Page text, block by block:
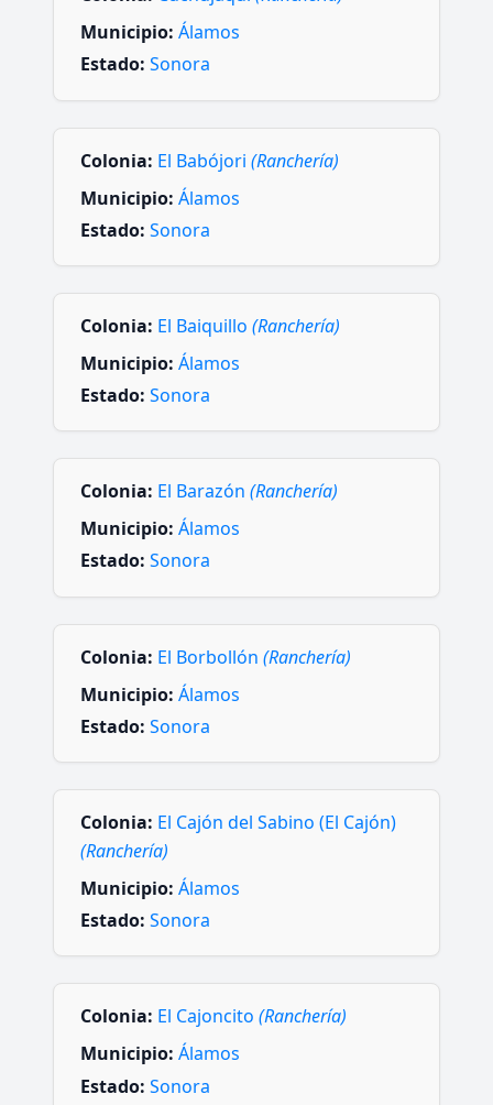
Municipio: Álamos
Estado: Sonora
Colonia: El Babójori (Ranchería)
Municipio: Álamos
Estado: Sonora
Colonia: El Baiquillo (Ranchería)
Municipio: Álamos
Estado: Sonora
Colonia: El Barazón (Ranchería)
Municipio: Álamos
Estado: Sonora
Colonia: El Borbollón (Ranchería)
Municipio: Álamos
Estado: Sonora
Colonia: El Cajón del Sabino (El Cajón)
(Ranchería)
Municipio: Álamos
Estado: Sonora
Colonia: El Cajoncito (Ranchería)
Municipio: Álamos
Estado: Sonora